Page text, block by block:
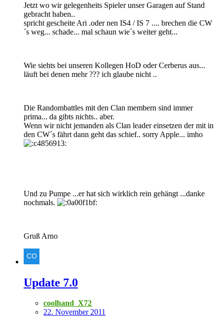
Jetzt wo wir gelegenheits Spieler unser Garagen auf Stand
gebracht haben..
spricht gescheite Ari .oder nen IS4 / IS 7 .... brechen die CW
´s weg... schade... mal schaun wie´s weiter geht...
Wie siehts bei unseren Kollegen HoD oder Cerberus aus...
läuft bei denen mehr ??? ich glaube nicht ..
Die Randombattles mit den Clan membern sind immer
prima... da gibts nichts.. aber.
Wenn wir nicht jemanden als Clan leader einsetzen der mit in
den CW´s fährt dann geht das schief.. sorry Apple... imho
Und zu Pumpe ...er hat sich wirklich rein gehängt ...danke
nochmals.
Gruß Arno
Update 7.0
coolhand_X72
22. November 2011